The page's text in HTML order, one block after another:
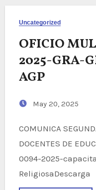
Uncategorized
OFICIO
2025-GRA-
AGP
May 20, 2025
COMUNICA SEGUNDA CAPACITACION A
DOCENTES DE
0094-2025-
ReligiosaDescarga